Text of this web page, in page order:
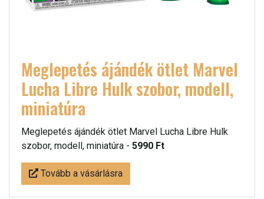
Meglepetés ájándék ötlet Marvel
Lucha Libre Hulk szobor, modell,
miniatúra
Meglepetés ájándék ötlet Marvel Lucha Libre Hulk
szobor, modell, miniatúra - 5990 Ft
Tovább a vásárlásra